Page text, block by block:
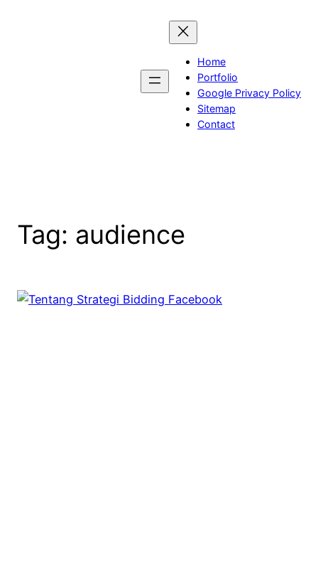
Home
Portfolio
Google Privacy Policy
Sitemap
Contact
Tag: audience